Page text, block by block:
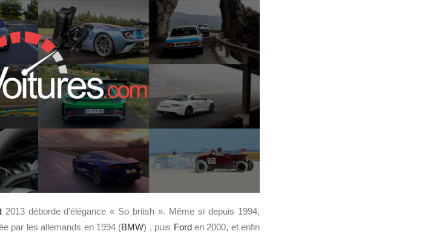
2013 déborde d’élégance « So britsh ». Même si depuis 1994,
par les allemands en 1994 (BMW) , puis Forden 2000, et enfin